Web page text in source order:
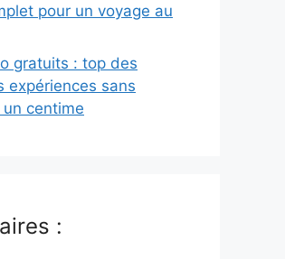
pour un voyage au
gratuits : top des
expériences sans
centime
: